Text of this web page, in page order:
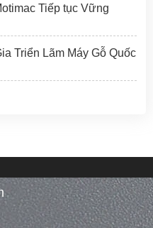
Tiếp tục Vững
Triển Lãm Máy Gỗ Quốc